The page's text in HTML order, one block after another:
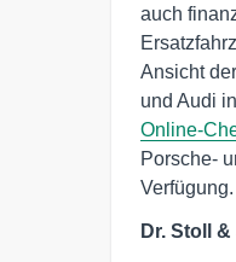
auch
Ansicht
und Audi
Online-
Porsche-
Verfügung.
Dr. Stoll